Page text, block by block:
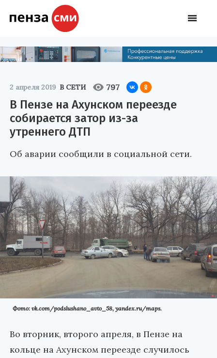
2 апреля 2019 В СЕТИ 797
В Пензе на Ахунском переезде
собирается затор из-за
утреннего ДТП
Об аварии сообщили в социальной сети.
Фото: vk.com/podslushano_avto_58, yandex.ru/maps.
Во вторник, второго апреля, в Пензе на
кольце на Ахунском переезде случилось